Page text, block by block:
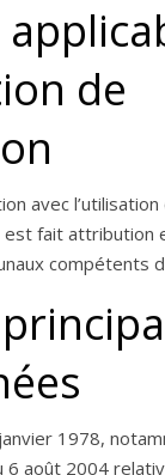
de
avec
est fait attribution
compétents
1978,
6 août 2004